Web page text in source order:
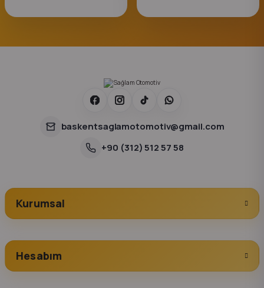
baskentsaglamotomotiv@gmail.com
+90 (312) 512 57 58
Kurumsal
Hesabım